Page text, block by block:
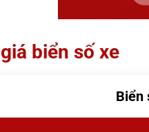
biển số xe
Biển